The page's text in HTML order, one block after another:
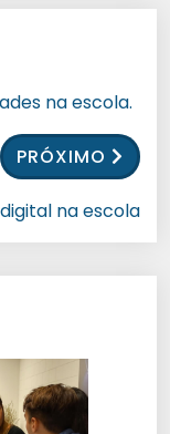
na escola.
PRÓXIMO
na escola